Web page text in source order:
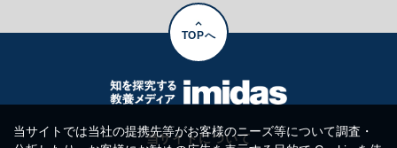
TOPへ
当サイトについて
当サイトでは当社の提携先等がお客様のニーズ等について調査・